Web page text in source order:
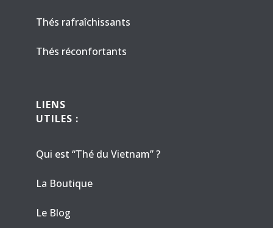
Thés rafraîchissants
Thés réconfortants
LIENS
UTILES :
Qui est “Thé du Vietnam” ?
La Boutique
Le Blog